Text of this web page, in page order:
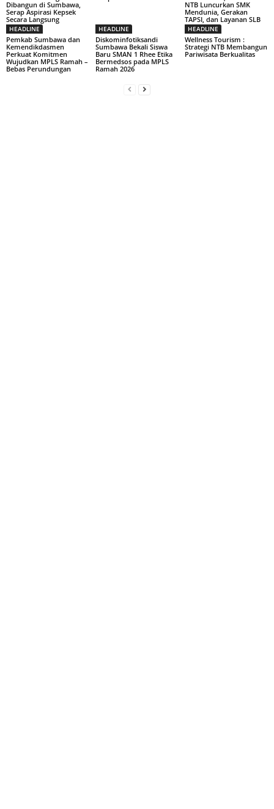
Dibangun di Sumbawa,
Serap Aspirasi Kepsek
Secara Langsung
NTB Luncurkan SMK
Mendunia, Gerakan
TAPSI, dan Layanan SLB
HEADLINE
Pemkab Sumbawa dan
Kemendikdasmen
Perkuat Komitmen
Wujudkan MPLS Ramah –
Bebas Perundungan
HEADLINE
Diskominfotiksandi
Sumbawa Bekali Siswa
Baru SMAN 1 Rhee Etika
Bermedsos pada MPLS
Ramah 2026
HEADLINE
Wellness Tourism :
Strategi NTB Membangun
Pariwisata Berkualitas